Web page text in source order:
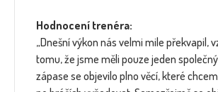
Hodnocení trenéra:
„Dnešní výkon nás velmi mile překvapil,
tomu, že jsme měli pouze jeden
zápase se objevilo plno věcí, které